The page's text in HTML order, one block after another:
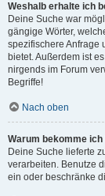
Weshalb erhalte ich
Deine Suche war
gängige Wörter,
spezifischere Anfrage
bietet. Außerdem ist
nirgends im Forum
Begriffe!
Nach oben
Warum bekomme
Deine Suche lieferte
verarbeiten. Benutze
ein oder beschränke